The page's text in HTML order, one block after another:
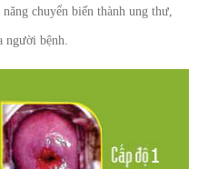
chuyển biến thành ung thư,
người bệnh.